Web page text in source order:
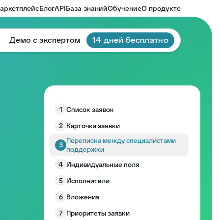
БлогAPIБаза знанийОбучениеО продукте
Демо с экспертом 14 дней бесплатно
1 Список заявок
2 Карточка заявки
3 Переписка между специалистами
поддержки
4 Индивидуальные поля
5 Исполнители
6 Вложения
7 Приоритеты заявки